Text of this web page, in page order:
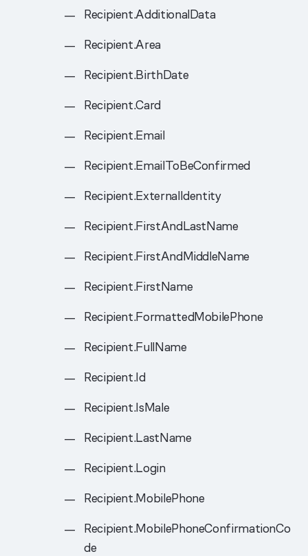
Recipient.AdditionalData
Recipient.Area
Recipient.BirthDate
Recipient.Card
Recipient.Email
Recipient.EmailToBeConfirmed
Recipient.ExternalIdentity
Recipient.FirstAndLastName
Recipient.FirstAndMiddleName
Recipient.FirstName
Recipient.FormattedMobilePhone
Recipient.FullName
Recipient.Id
Recipient.IsMale
Recipient.LastName
Recipient.Login
Recipient.MobilePhone
Recipient.MobilePhoneConfirmationCo
de